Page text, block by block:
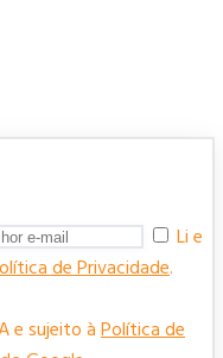
Li e
de Privacidade.
e sujeito àPolítica de